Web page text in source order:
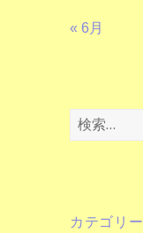
« 6月
検
索:
カテゴリー